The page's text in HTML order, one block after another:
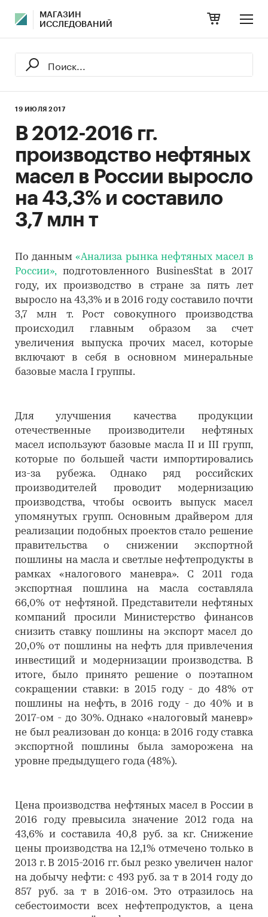
МАГАЗИН
ИССЛЕДОВАНИЙ
19 ИЮЛЯ 2017
В 2012-2016 гг.
производство нефтяных
масел в России выросло
на 43,3% и составило
3,7 млн т
По данным«Анализа рынка нефтяных масел в
России»,подготовленного BusinesStat в 2017
году, их производство в стране за пять лет
выросло на 43,3% и в 2016 году составило почти
3,7 млн т. Рост совокупного производства
происходил главным образом за счет
увеличения выпуска прочих масел, которые
включают в себя в основном минеральные
базовые масла I группы.
Для улучшения качества продукции
отечественные производители нефтяных
масел используют базовые масла II и III групп,
которые по большей части импортировались
из-за рубежа. Однако ряд российских
производителей проводит модернизацию
производства, чтобы освоить выпуск масел
упомянутых групп. Основным драйвером для
реализации подобных проектов стало решение
правительства о снижении экспортной
пошлины на масла и светлые нефтепродукты в
рамках «налогового маневра». С 2011 года
экспортная пошлина на масла составляла
66,0% от нефтяной. Представители нефтяных
компаний просили Министерство финансов
снизить ставку пошлины на экспорт масел до
20,0% от пошлины на нефть для привлечения
инвестиций и модернизации производства. В
итоге, было принято решение о поэтапном
сокращении ставки: в 2015 году - до 48% от
пошлины на нефть, в 2016 году - до 40% и в
2017-ом - до 30%. Однако «налоговый маневр»
не был реализован до конца: в 2016 году ставка
экспортной пошлины была заморожена на
уровне предыдущего года (48%).
Цена производства нефтяных масел в России в
2016 году превысила значение 2012 года на
43,6% и составила 40,8 руб. за кг. Снижение
цены производства на 12,1% отмечено только в
2013 г. В 2015-2016 гг. был резко увеличен налог
на добычу нефти: с 493 руб. за т в 2014 году до
857 руб. за т в 2016-ом. Это отразилось на
себестоимости всех нефтепродуктов, а цена